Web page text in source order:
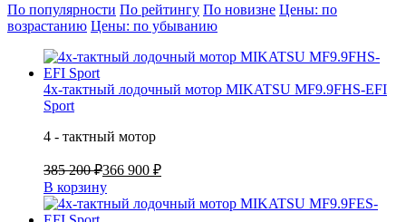
По популярности По рейтингу По новизне Цены: по
возрастанию Цены: по убыванию
4х-тактный лодочный мотор MIKATSU MF9.9FHS-EFI
Sport
4 - тактный мотор
385 200 ₽366 900 ₽
В корзину